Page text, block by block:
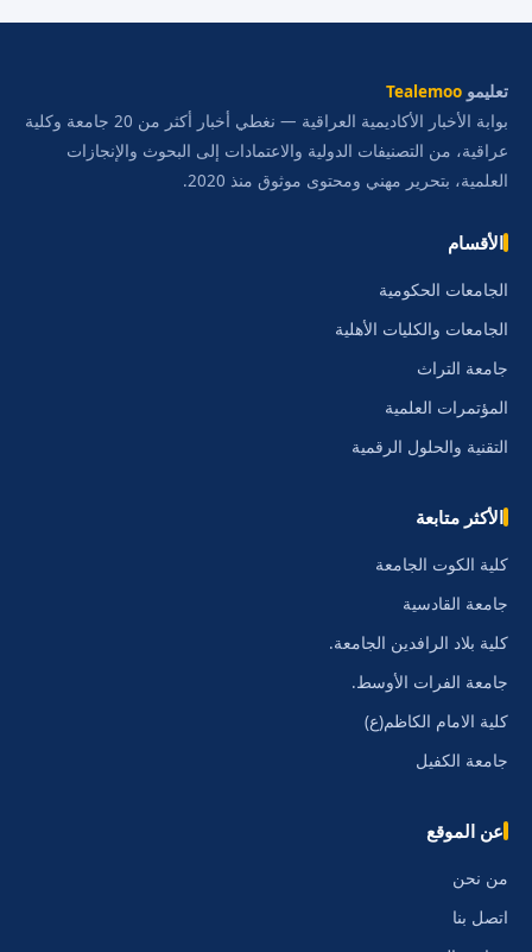
تعليمو Tealemoo
بوابة الأخبار الأكاديمية العراقية — نغطي أخبار أكثر من 20 جامعة وكلية
عراقية، من التصنيفات الدولية والاعتمادات إلى البحوث والإنجازات
العلمية، بتحرير مهني ومحتوى موثوق منذ 2020.
الأقسام
الجامعات الحكومية
الجامعات والكليات الأهلية
جامعة التراث
المؤتمرات العلمية
التقنية والحلول الرقمية
الأكثر متابعة
كلية الكوت الجامعة
جامعة القادسية
كلية بلاد الرافدين الجامعة.
جامعة الفرات الأوسط.
كلية الامام الكاظم(ع)
جامعة الكفيل
عن الموقع
من نحن
اتصل بنا